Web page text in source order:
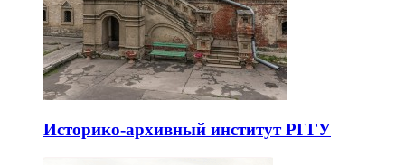
Историко-архивный институт РГГУ